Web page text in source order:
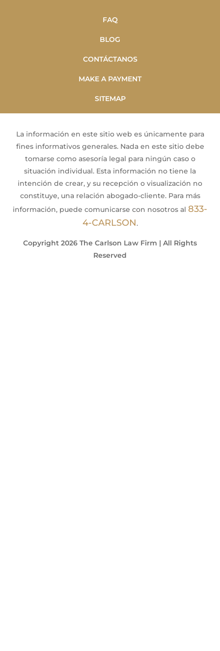
FAQ
BLOG
CONTÁCTANOS
MAKE A PAYMENT
SITEMAP
La información en este sitio web es únicamente para
fines informativos generales. Nada en este sitio debe
tomarse como asesoría legal para ningún caso o
situación individual. Esta información no tiene la
intención de crear, y su recepción o visualización no
constituye, una relación abogado-cliente. Para más
información, puede comunicarse con nosotros al 833-
4-CARLSON.
Copyright 2026 The Carlson Law Firm | All Rights
Reserved